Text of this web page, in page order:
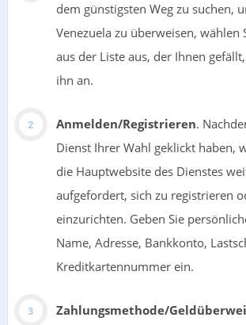
dem günstigsten Weg zu suchen,
Venezuela zu überweisen, wählen
aus der Liste aus, der Ihnen
ihn an.
Anmelden/Registrieren.
Dienst Ihrer Wahl geklickt haben,
die Hauptwebsite des Dienstes
aufgefordert, sich zu registrieren
einzurichten. Geben Sie
Name, Adresse, Bankkonto,
Kreditkartennummer ein.
Zahlungsmethode/